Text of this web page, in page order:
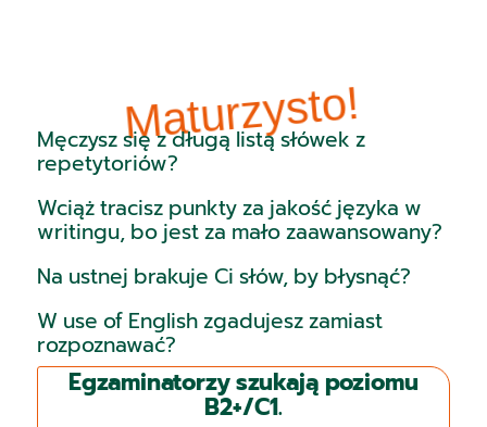
Maturzysto!
Męczysz się z długą listą słówek z
repetytoriów?
Wciąż tracisz punkty za jakość języka w
writingu, bo jest za mało zaawansowany?
Na ustnej brakuje Ci słów, by błysnąć?
W use of English zgadujesz zamiast
rozpoznawać?
Egzaminatorzy szukają poziomu
B2+/C1.